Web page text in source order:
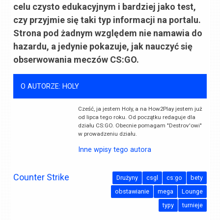
celu czysto edukacyjnym i bardziej jako test,
czy przyjmie się taki typ informacji na portalu.
Strona pod żadnym względem nie namawia do
hazardu, a jedynie pokazuje, jak nauczyć się
obserwowania meczów CS:GO.
O AUTORZE: HOLY
Cześć, ja jestem Holy, a na How2Play jestem już
od lipca tego roku. Od początku redaguje dla
działu CS:GO. Obecnie pomagam "Destrov'owi"
w prowadzeniu działu.
Inne wpisy tego autora
Counter Strike bety
cs:go
csgl
Drużyny
Lounge
mega
obstawianie
turnieje
typy